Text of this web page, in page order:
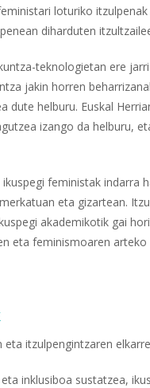
loturiko
diharduten
teknologietan ere
jakin horren
dute helburu. Euskal
izango da helburu,
feministak indarra
eta gizartean.
akademikotik gai
eta feminismoaren
eta itzulpengintzaren
inklusiboa sustatzea,